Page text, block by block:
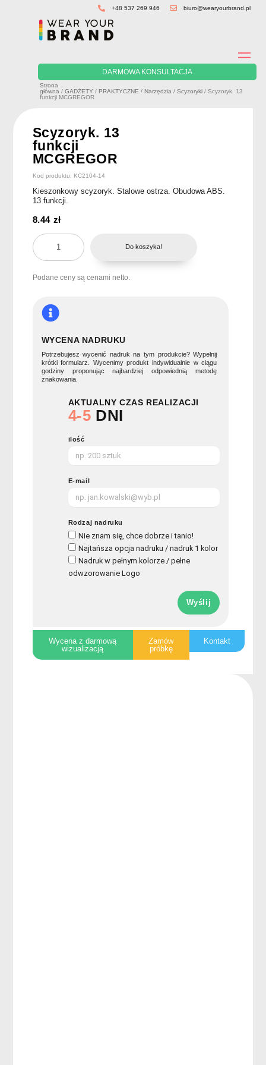
+48 537 269 946 biuro@wearyourbrand.pl
DARMOWA KONSULTACJA
Strona
główna /GADŻETY / PRAKTYCZNE / Narzędzia /Scyzoryki / Scyzoryk. 13
funkcji MCGREGOR
Scyzoryk. 13
funkcji
MCGREGOR
Kod produktu: KC2104-14
Kieszonkowy scyzoryk. Stalowe ostrza. Obudowa ABS.
13 funkcji.
8.44 zł
ilość
Scyzoryk.
funkcji
Do koszyka!
Podane ceny są cenami netto.
WYCENA NADRUKU
Potrzebujesz wycenić nadruk na tym produkcie? Wypełnij
krótki formularz. Wycenimy produkt indywidualnie w ciągu
godziny proponując najbardziej odpowiednią metodę
znakowania.
AKTUALNY CZAS REALIZACJI
4-5 DNI
ilość
E-mail
Rodzaj nadruku
Nie znam się, chce dobrze i tanio!
Najtańsza opcja nadruku / nadruk 1 kolor
Nadruk w pełnym kolorze / pełne
odwzorowanie Logo
Wyślij
Wycena z darmową
wizualizacją
Zamów
próbkę
Kontakt